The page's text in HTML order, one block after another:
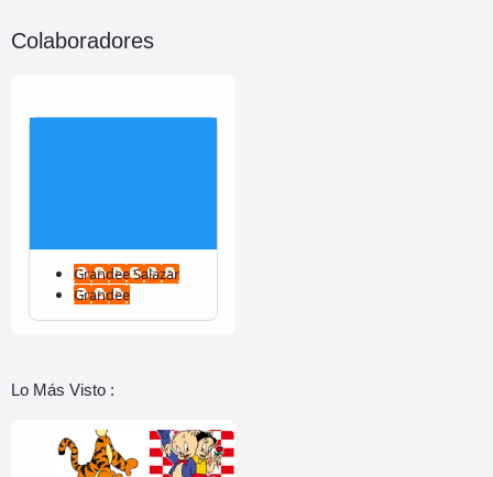
Colaboradores
Grandee Salazar
Grandee
Lo Más Visto :